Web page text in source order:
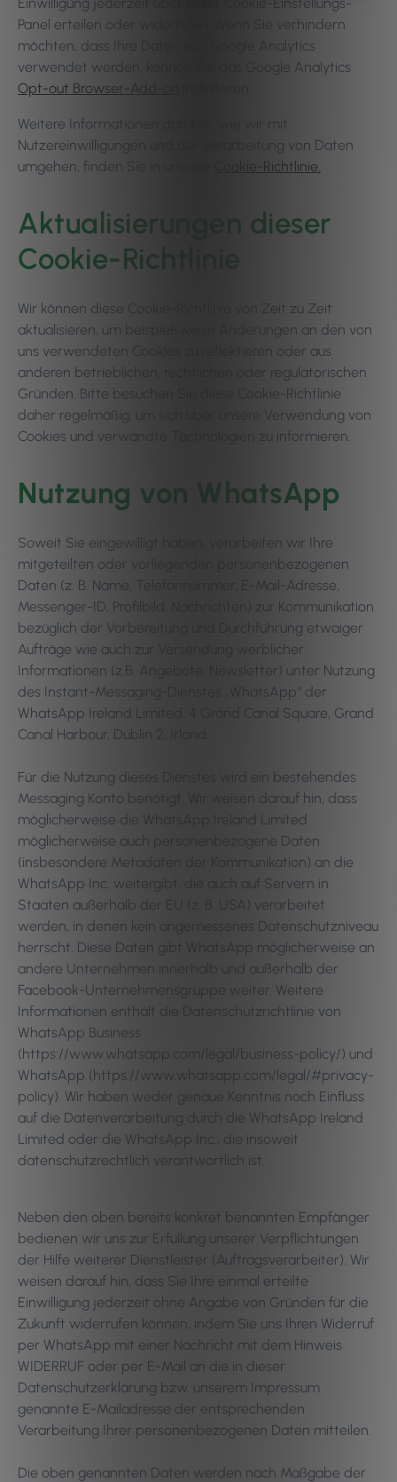
Panel erteilen oder widerrufen. Wenn Sie verhindern
möchten, dass Ihre Daten von Google Analytics
verwendet werden, können Sie das Google Analytics
Opt-out Browser-Add-on
Weitere Informationen darüber, wie wir mit
Nutzereinwilligungen und der Verarbeitung von Daten
umgehen, finden Sie in unserer
Cookie-Richtlinie.
Aktualisierungen dieser
Cookie-Richtlinie
Wir können diese Cookie-Richtlinie von Zeit zu Zeit
aktualisieren, um beispielsweise Änderungen an den von
uns verwendeten Cookies zu reflektieren oder aus
anderen betrieblichen, rechtlichen oder regulatorischen
Gründen. Bitte besuchen Sie diese Cookie-Richtlinie
daher regelmäßig, um sich über unsere Verwendung von
Cookies und verwandte Technologien zu informieren.
Nutzung von WhatsApp
Soweit Sie eingewilligt haben, verarbeiten wir Ihre
mitgeteilten oder vorliegenden personenbezogenen
Daten (z. B. Name, Telefonnummer, E-Mail-Adresse,
Messenger-ID, Profilbild, Nachrichten) zur Kommunikation
bezüglich der Vorbereitung und Durchführung etwaiger
Aufträge wie auch zur Versendung werblicher
Informationen (z.B. Angebote, Newsletter) unter Nutzung
des Instant-Messaging-Dienstes „WhatsApp“ der
WhatsApp Ireland Limited, 4 Grand Canal Square, Grand
Canal Harbour, Dublin 2, Irland.
Für die Nutzung dieses Dienstes wird ein bestehendes
Messaging Konto benötigt. Wir weisen darauf hin, dass
möglicherweise die WhatsApp Ireland Limited
möglicherweise auch personenbezogene Daten
(insbesondere Metadaten der Kommunikation) an die
WhatsApp Inc. weitergibt, die auch auf Servern in
Staaten außerhalb der EU (z. B. USA) verarbeitet
werden, in denen kein angemessenes Datenschutzniveau
herrscht. Diese Daten gibt WhatsApp möglicherweise an
andere Unternehmen innerhalb und außerhalb der
Facebook-Unternehmensgruppe weiter. Weitere
Informationen enthält die Datenschutzrichtlinie von
WhatsApp Business
(https://www.whatsapp.com/legal/business-policy/) und
WhatsApp (https://www.whatsapp.com/legal/#privacy-
policy). Wir haben weder genaue Kenntnis noch Einfluss
auf die Datenverarbeitung durch die WhatsApp Ireland
Limited oder die WhatsApp Inc., die insoweit
datenschutzrechtlich verantwortlich ist.
Neben den oben bereits konkret benannten Empfänger
bedienen wir uns zur Erfüllung unserer Verpflichtungen
der Hilfe weiterer Dienstleister (Auftragsverarbeiter). Wir
weisen darauf hin, dass Sie Ihre einmal erteilte
Einwilligung jederzeit ohne Angabe von Gründen für die
Zukunft widerrufen können, indem Sie uns Ihren Widerruf
per WhatsApp mit einer Nachricht mit dem Hinweis
WIDERRUF oder per E-Mail an die in dieser
Datenschutzerklärung bzw. unserem Impressum
genannte E-Mailadresse der entsprechenden
Verarbeitung Ihrer personenbezogenen Daten mitteilen.
Die oben genannten Daten werden nach Maßgabe der